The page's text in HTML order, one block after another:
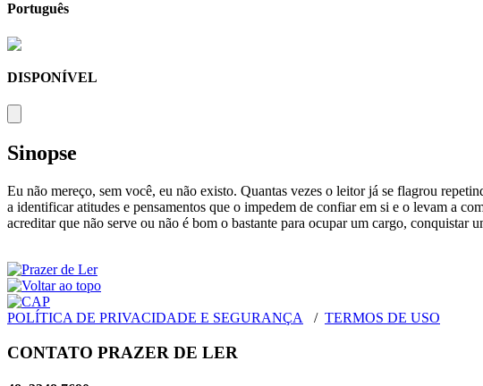
Português
DISPONÍVEL
Sinopse
Eu não mereço, sem você, eu não existo. Quantas vezes o leitor já se flagrou
a identificar atitudes e pensamentos que o impedem de confiar em si e o levam a
acreditar que não serve ou não é bom o bastante para ocupar um cargo, conquistar
POLÍTICA DE PRIVACIDADE E SEGURANÇA / TERMOS DE USO
CONTATO PRAZER DE LER